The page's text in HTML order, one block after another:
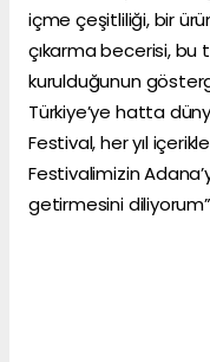
içme çeşitliliği, bir
çıkarma becerisi,
kurulduğunun
Türkiye’ye hatta
Festival, her yıl
Festivalimizin
getirmesini